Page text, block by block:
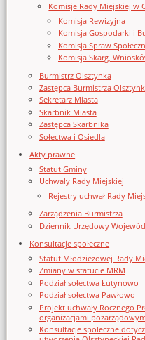
Komisje Rady Miejskiej w
Komisja Rewizyjna
Komisja Gospodarki i
Komisja Spraw
Komisja Skarg,
Burmistrz Olsztynka
Zastępca Burmistrza
Sekretarz Miasta
Skarbnik Miasta
Zastępca Skarbnika
Sołectwa i Osiedla
Akty prawne
Statut Gminy
Uchwały Rady Miejskiej
Rejestry uchwał Rady
Zarządzenia Burmistrza
Dziennik Urzędowy
Konsultacje społeczne
Statut Młodzieżowej Rady
Zmiany w statucie MRM
Podział sołectwa Łutynowo
Podział sołectwa Pawłowo
Projekt uchwały Rocznego
organizacjami
Konsultacje społeczne